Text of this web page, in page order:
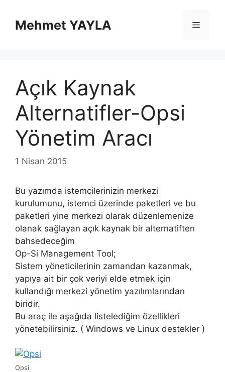
Mehmet YAYLA Menü
Açık Kaynak
Alternatifler-Opsi
Yönetim Aracı
1 Nisan 2015
Bu yazımda istemcilerinizin merkezi
kurulumunu, istemci üzerinde paketleri ve bu
paketleri yine merkezi olarak düzenlemenize
olanak sağlayan açık kaynak bir alternatiften
bahsedeceğim
Op-Si Management Tool;
Sistem yöneticilerinin zamandan kazanmak,
yapıya ait bir çok veriyi elde etmek için
kullandığı merkezi yönetim yazılımlarından
biridir.
Bu araç ile aşağıda listelediğim özellikleri
yönetebilirsiniz. ( Windows ve Linux destekler )
Opsi